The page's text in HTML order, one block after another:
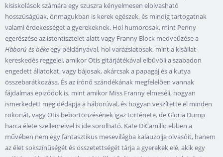
kisiskolások számára egy szuszra kényelmesen elolvasható
hosszúságúak, önmagukban is kerek egészek, és mindig tartogatnak
valami érdekességet a gyerekeknek. Hol humorosak, mint Penny
egerészése az istentisztelet alatt vagy Franny Block medveűzése a
Háború és békeegy példányával, hol varázslatosak, mint a kisállat-
kereskedés reggelei, amikor Otis gitárjátékával elbűvöli a szabadon
engedett állatokat, vagy bájosak, akárcsak a papagáj és a kutya
összebarátkozása. És az írónő szándékának megfelelően vannak
fájdalmas epizódok is, mint amikor Miss Franny elmeséli, hogyan
ismerkedett meg dédapja a háborúval, és hogyan veszítette el minden
rokonát, vagy Otis bebörtönzésének igaz története, de Gloria Dump
harca élete szellemeivel is ide sorolható. Kate DiCamillo ebben a
művében nem egy fantasztikus mesevilágba kalauzolja olvasóit, hanem
az élet sokszínűségét és összetettségét tárja a gyerekek elé, akik egy